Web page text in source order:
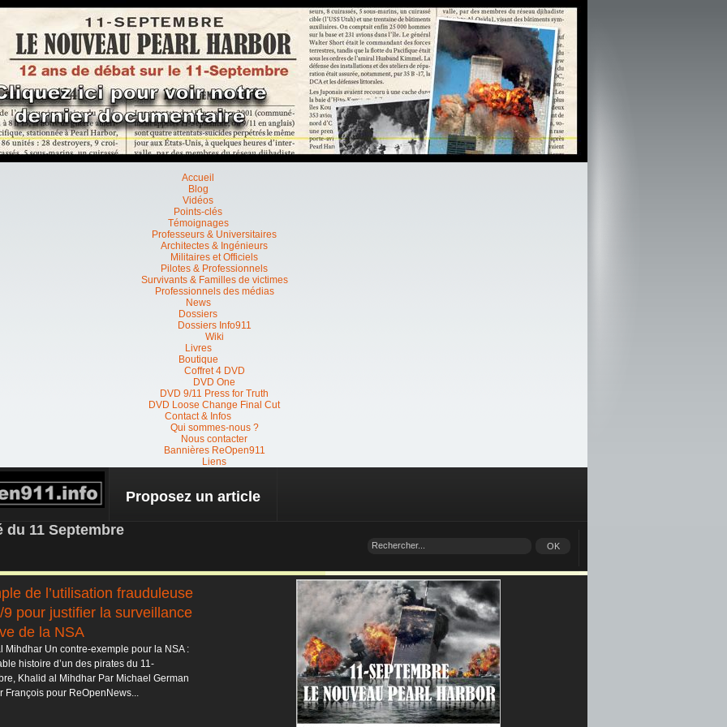
Accueil
Blog
Vidéos
Points-clés
Témoignages
Professeurs & Universitaires
Architectes & Ingénieurs
Militaires et Officiels
Pilotes & Professionnels
Survivants & Familles de victimes
Professionnels des médias
News
Dossiers
Dossiers Info911
Wiki
Livres
Boutique
Coffret 4 DVD
DVD One
DVD 9/11 Press for Truth
DVD Loose Change Final Cut
Contact & Infos
Qui sommes-nous ?
Nous contacter
Bannières ReOpen911
Liens
Proposez un article
du 11 Septembre
de l’utilisation frauduleuse
9 pour justifier la surveillance
de la NSA
Mihdhar Un contre-exemple pour la NSA :
histoire d’un des pirates du 11-
Khalid al Mihdhar Par Michael German
François pour ReOpenNews...